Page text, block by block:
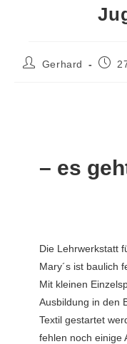
Gerhard
– es
Die Lehrwerkstatt
Mary´s ist baulich
Mit kleinen
Ausbildung in den
Textil gestartet
fehlen noch einige